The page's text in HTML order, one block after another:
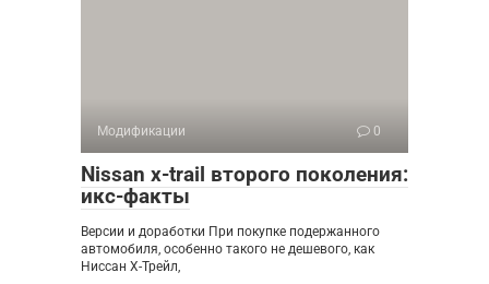
Модификации 0
Nissan x-trail второго поколения:
икс-факты
Версии и доработки При покупке подержанного
автомобиля, особенно такого не дешевого, как
Ниссан Х-Трейл,